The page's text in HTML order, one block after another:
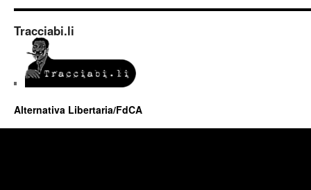
Tracciabi.li
Alternativa Libertaria/FdCA